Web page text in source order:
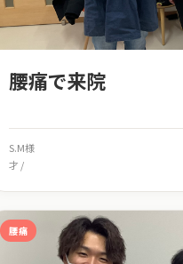
腰痛で来院
S.M様
才 /
腰痛